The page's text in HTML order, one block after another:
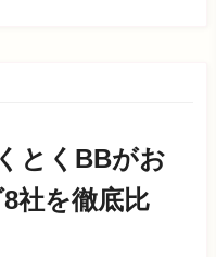
とくBBがお
社を徹底比